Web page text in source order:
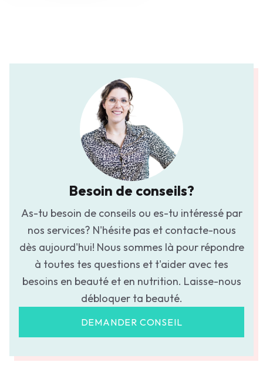
Besoin de conseils?
As-tu besoin de conseils ou es-tu intéressé par
nos services? N'hésite pas et contacte-nous
dès aujourd'hui! Nous sommes là pour répondre
à toutes tes questions et t'aider avec tes
besoins en beauté et en nutrition. Laisse-nous
débloquer ta beauté.
DEMANDER CONSEIL